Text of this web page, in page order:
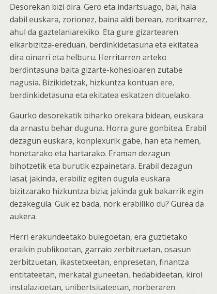
Desorekan bizi dira. Gero eta indartsuago, bai, hala
dabil euskara, zorionez, baina aldi berean, zoritxarrez,
ahul da gaztelaniarekiko. Eta gure gizartearen
elkarbizitza-ereduan, berdinkidetasuna eta ekitatea
dira oinarri eta helburu. Herritarren arteko
berdintasuna baita gizarte-kohesioaren zutabe
nagusia. Bizikidetzak, hizkuntza kontuan ere,
berdinkidetasuna eta ekitatea eskatzen dituelako.
Gaurko desorekatik biharko orekara bidean, euskara
da arnastu behar duguna. Horra gure gonbitea. Erabil
dezagun euskara, konplexurik gabe, han eta hemen,
honetarako eta hartarako. Eraman dezagun
bihotzetik eta burutik ezpainetara. Erabil dezagun
lasai; jakinda, erabiliz egiten dugula euskara
bizitzarako hizkuntza bizia; jakinda guk bakarrik egin
dezakegula. Guk ez bada, nork erabiliko du? Gurea da
aukera.
Herri erakundeetako bulegoetan, era guztietako
eraikin publikoetan, garraio zerbitzuetan, osasun
zerbitzuetan, ikastetxeetan, enpresetan, finantza
entitateetan, merkatal guneetan, hedabideetan, kirol
instalazioetan, unibertsitateetan, norberaren